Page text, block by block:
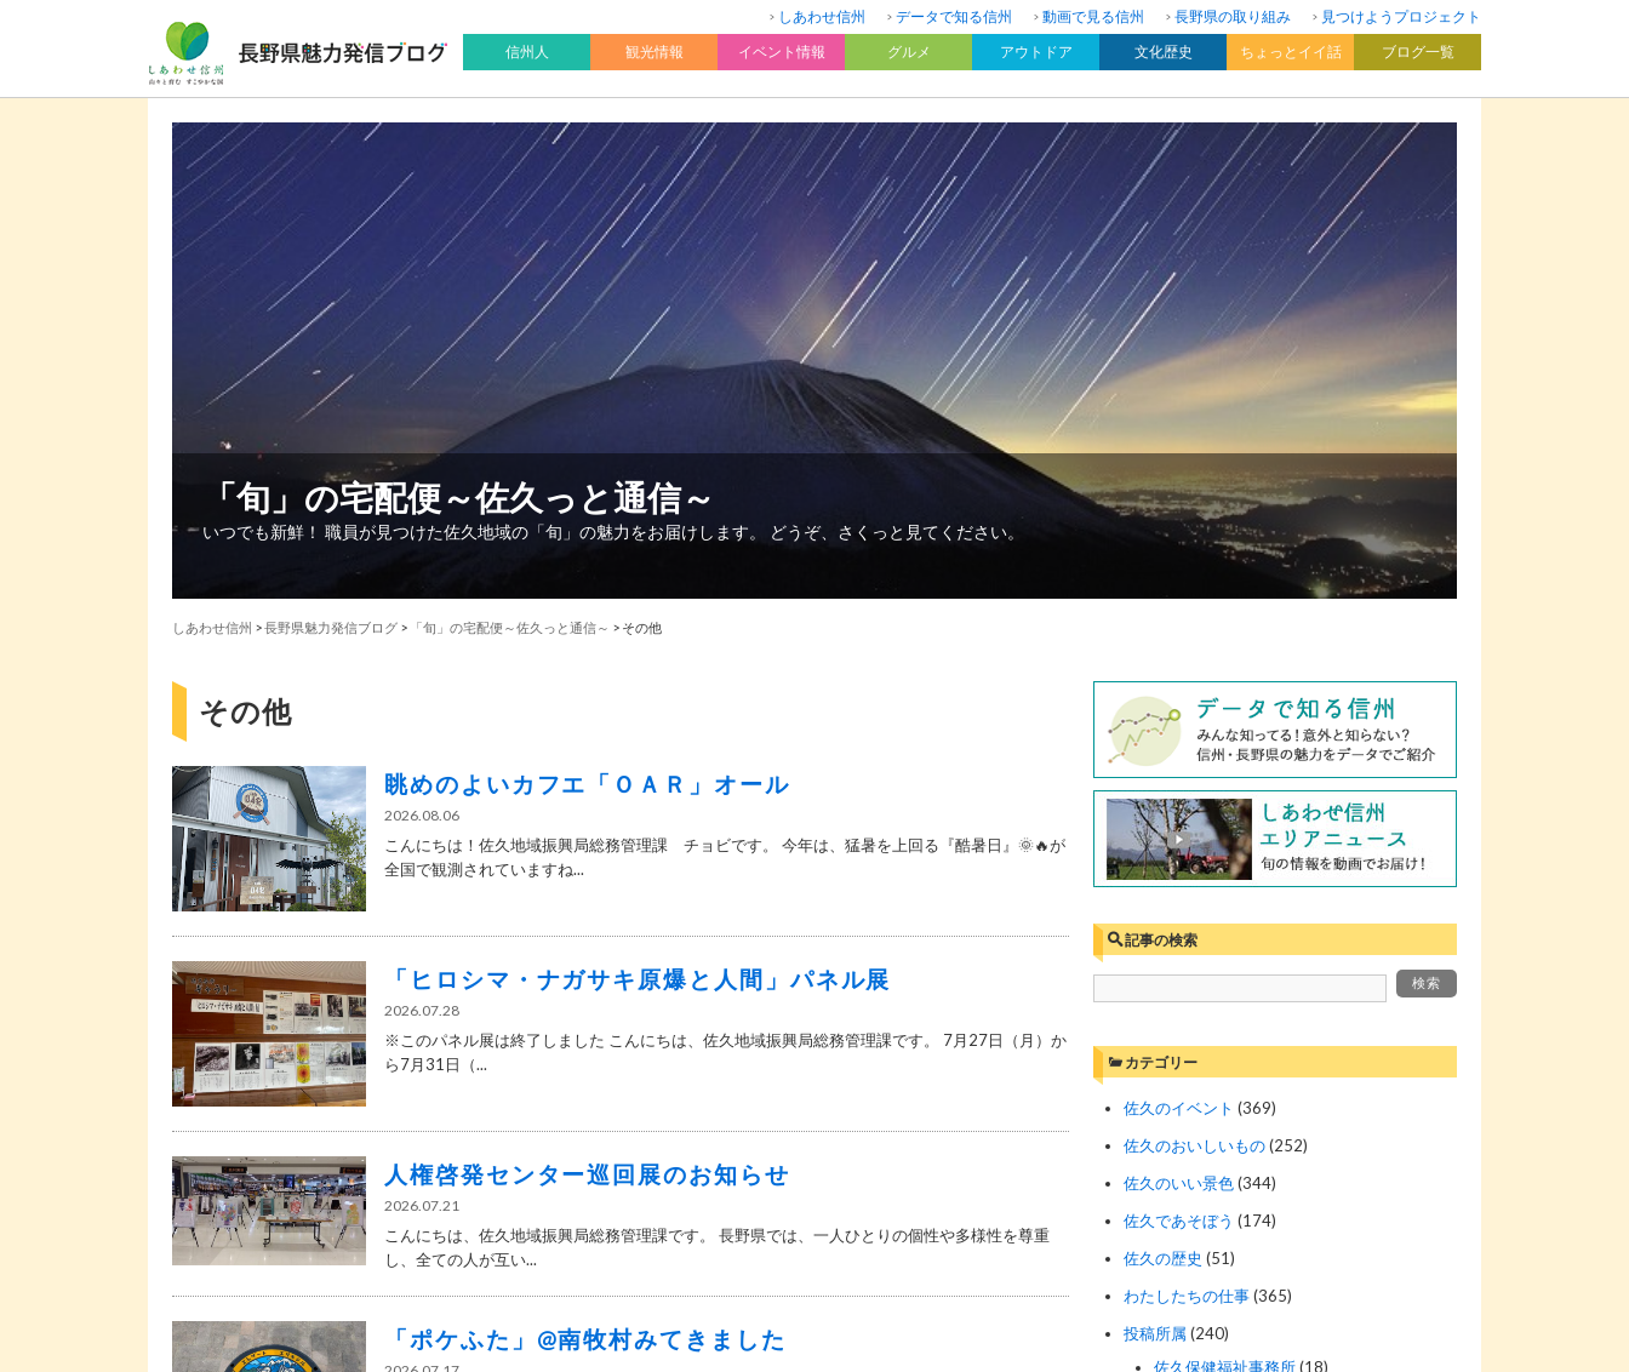
しあわせ信州 データで知る信州 動画で見る信州 長野県の取り組み
見つけようプロジェクト
信州人
観光情報 イベント情報 グルメ アウトドア 文化歴史 ちょっとイイ話 ブログ一覧
「旬」の宅配便～佐久っと通信～
いつでも新鮮！ 職員が見つけた佐久地域の「旬」の魅力をお届けします。 どうぞ、さくっと見てください。
しあわせ信州 >長野県魅力発信ブログ > 「旬」の宅配便～佐久っと通信～ > その他
その他
眺めのよいカフエ「ＯＡＲ」オール
2026.08.06
こんにちは！佐久地域振興局総務管理課 チョビです。 今年は、猛暑を上回る『酷暑日』🌞🔥が
全国で観測されていますね...
「ヒロシマ・ナガサキ原爆と人間」パネル展
2026.07.28
※このパネル展は終了しました こんにちは、佐久地域振興局総務管理課です。 7月27日（月）か
ら7月31日（...
人権啓発センター巡回展のお知らせ
2026.07.21
こんにちは、佐久地域振興局総務管理課です。 長野県では、一人ひとりの個性や多様性を尊重
し、全ての人が互い...
「ポケふた」@南牧村みてきました
記事の検索
カテゴリー
佐久のイベント (369)
佐久のおいしいもの(252)
佐久のいい景色(344)
佐久であそぼう (174)
佐久の歴史 (51)
わたしたちの仕事(365)
投稿所属(240)
佐久保健福祉事務所(18)